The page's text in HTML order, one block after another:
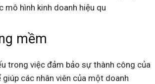
mô hình kinh doanh hiệu qu
mềm
trong việc đảm bảo sự thành công của
các nhân viên của một doanh